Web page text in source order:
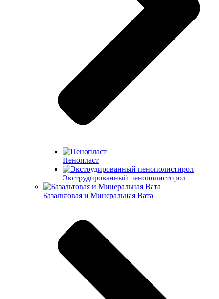
Пенопласт
Экструдированный пенополистирол
Базальтовая и Минеральная Вата